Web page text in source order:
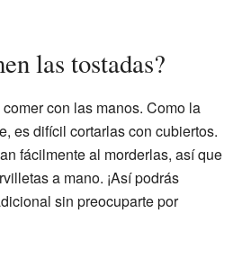
las tostadas?
con las manos. Como la
es difícil cortarlas con cubiertos.
fácilmente al morderlas, así que
a mano. ¡Así podrás
sin preocuparte por